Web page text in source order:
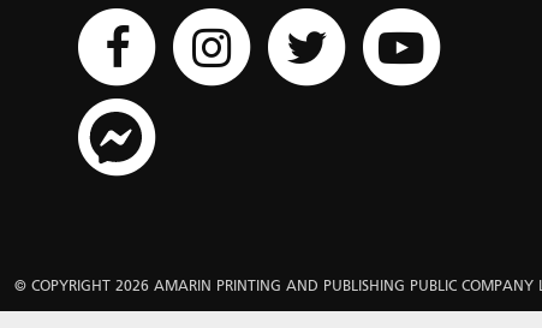
© COPYRIGHT 2026 AMARIN PRINTING AND PUBLISHING PUBLIC COMPANY